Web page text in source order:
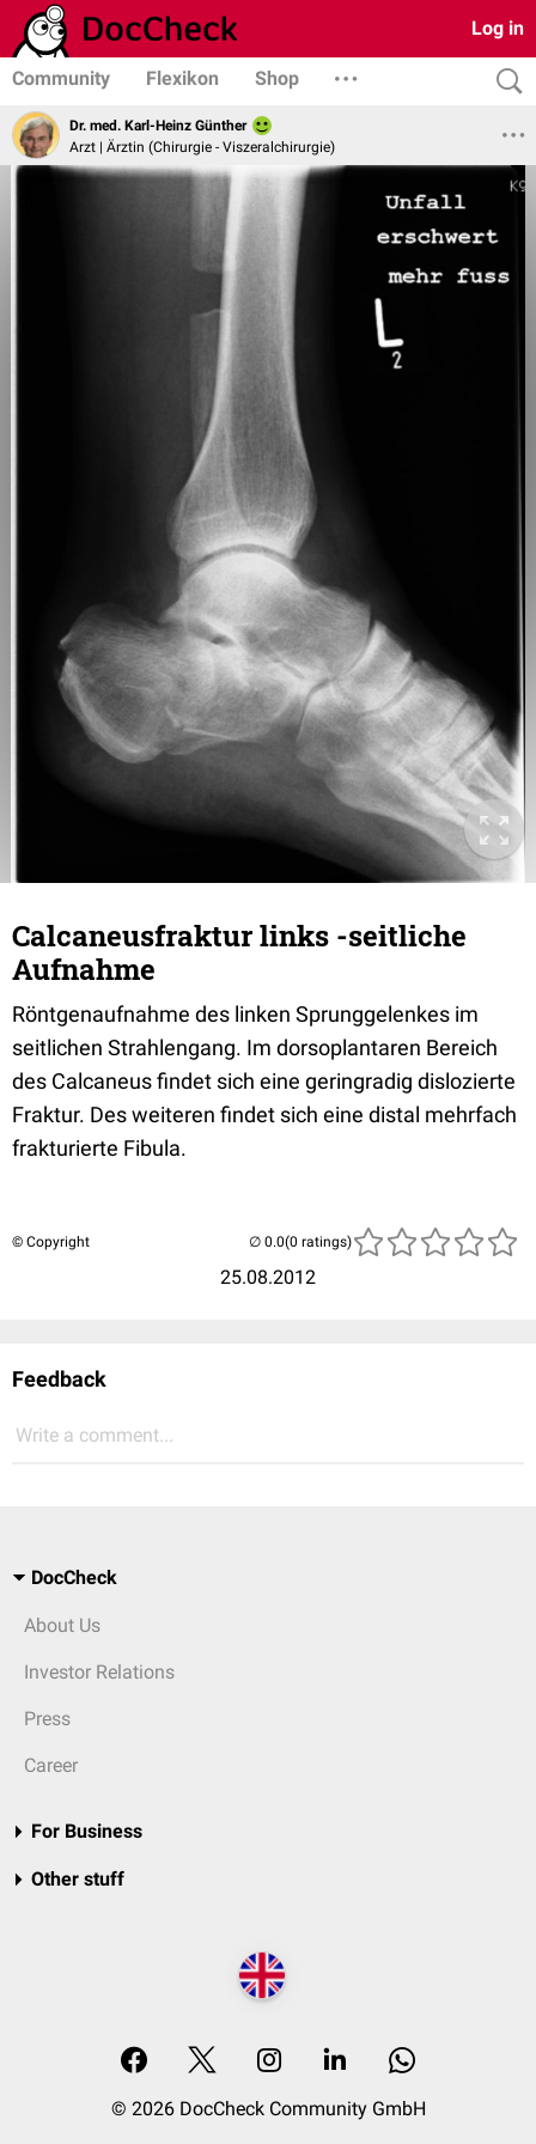
Log in
Community Flexikon Shop
Dr. med. Karl-Heinz Günther
Arzt | Ärztin (Chirurgie - Viszeralchirurgie)
Calcaneusfraktur links -seitliche
Aufnahme
Röntgenaufnahme des linken Sprunggelenkes im
seitlichen Strahlengang. Im dorsoplantaren Bereich
des Calcaneus findet sich eine geringradig dislozierte
Fraktur. Des weiteren findet sich eine distal mehrfach
frakturierte Fibula.
© Copyright
25.08.2012
(0 ratings)
Feedback
Write a comment...
DocCheck
About Us
Investor Relations
Press
Career
For Business
Other stuff
© 2026 DocCheck Community GmbH